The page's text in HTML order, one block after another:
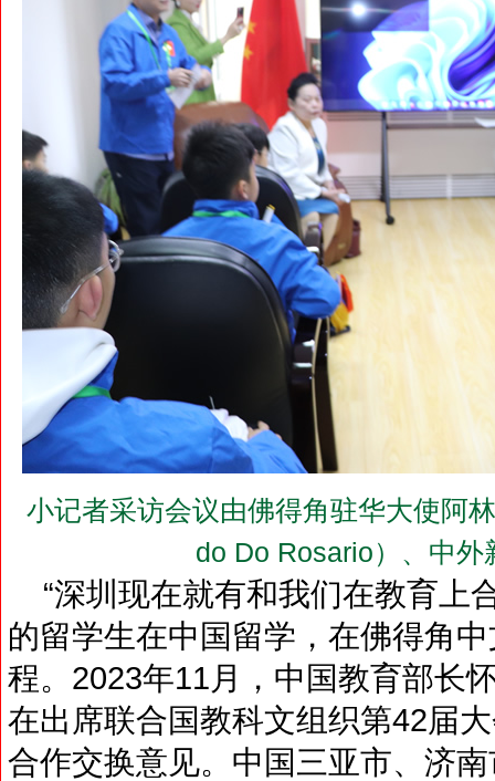
小记者采访会议由佛得角驻华大使阿
do Do Rosario）、中外
“深圳现在就有和我们在教育上
的留学生在中国留学，在佛得角
程。2023年11月，中国教育部长
在出席联合国教科文组织第42届
合作交换意见。中国三亚市、济